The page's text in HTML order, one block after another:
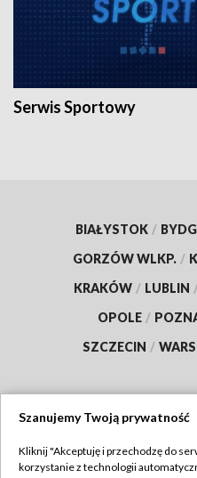
Serwis Sportowy
BIAŁYSTOK /
GORZÓW WLKP. /
KRAKÓW / LUBLIN
OPOLE /
SZCZECIN /
Szanujemy Twoją prywatność
Kliknij "Akceptuję i przechodzę do
korzystanie z technologii